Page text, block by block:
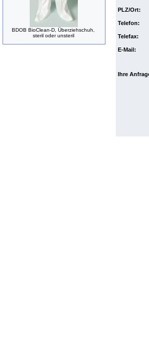
BDOB BioClean-D, Überziehschuh,
steril oder unsteril
PLZ/Ort:
Telefon:
Telefax:
E-Mail:
Ihre